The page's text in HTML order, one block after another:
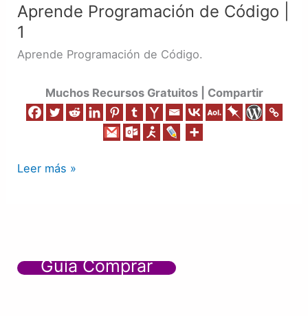
Aprende Programación de Código |
1
Aprende Programación de Código.
Muchos Recursos Gratuitos | Compartir
de
Código
|
Leer más »
Guía Comprar